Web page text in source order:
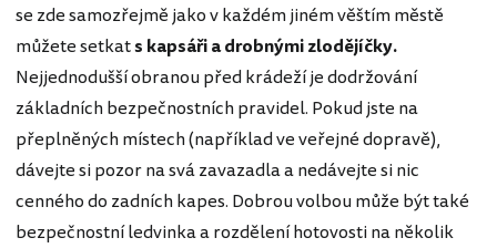
se zde samozřejmě jako v každém jiném věštím městě
můžete setkats kapsáři a drobnými zlodějíčky.
Nejjednodušší obranou před krádeží je dodržování
základních bezpečnostních pravidel. Pokud jste na
přeplněných místech (například ve veřejné dopravě),
dávejte si pozor na svá zavazadla a nedávejte si nic
cenného do zadních kapes. Dobrou volbou může být také
bezpečnostní ledvinka a rozdělení hotovosti na několik